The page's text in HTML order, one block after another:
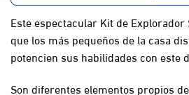
Este espectacular Kit de
que los más pequeños de la casa
potencien sus habilidades con este
Son diferentes elementos propios